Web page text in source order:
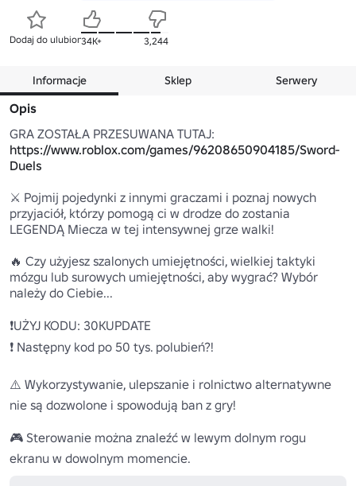
Dodaj do ulubionych
34K+ 3,244
Informacje Sklep Serwery
Opis
https://www.roblox.com/games/96208650904185/Sword-
Duels
⚔️ Pojmij pojedynki z innymi graczami i poznaj nowych
przyjaciół, którzy pomogą ci w drodze do zostania
LEGENDĄ Miecza w tej intensywnej grze walki!
🔥 Czy użyjesz szalonych umiejętności, wielkiej taktyki
mózgu lub surowych umiejętności, aby wygrać? Wybór
należy do Ciebie...
❗UŻYJ KODU: 30KUPDATE
❗ Następny kod po 50 tys. polubień?!
⚠️ Wykorzystywanie, ulepszanie i rolnictwo alternatywne
nie są dozwolone i spowodują ban z gry!
🎮 Sterowanie można znaleźć w lewym dolnym rogu
ekranu w dowolnym momencie.